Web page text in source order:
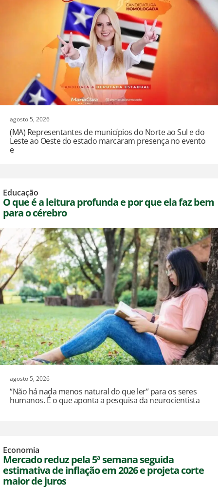
agosto 5, 2026
(MA) Representantes de municípios do Norte ao Sul e do
Leste ao Oeste do estado marcaram presença no evento
e
Educação
O que é a leitura profunda e por que ela faz bem
para o cérebro
agosto 5, 2026
“Não há nada menos natural do que ler” para os seres
humanos. É o que aponta a pesquisa da neurocientista
Economia
Mercado reduz pela 5ª semana seguida
estimativa de inflação em 2026 e projeta corte
maior de juros